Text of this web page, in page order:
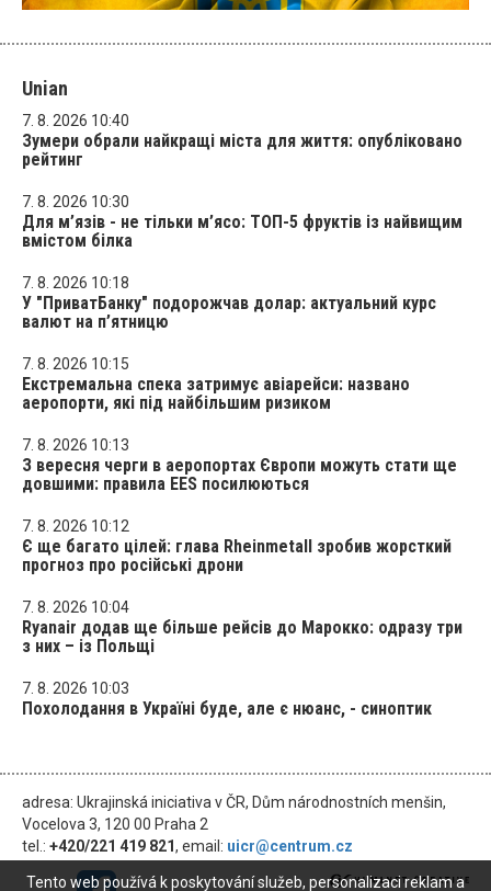
Unian
7. 8. 2026 10:40
Зумери обрали найкращі міста для життя: опубліковано
рейтинг
7. 8. 2026 10:30
Для м’язів - не тільки м’ясо: ТОП-5 фруктів із найвищим
вмістом білка
7. 8. 2026 10:18
У "ПриватБанку" подорожчав долар: актуальний курс
валют на п’ятницю
7. 8. 2026 10:15
Екстремальна спека затримує авіарейси: названо
аеропорти, які під найбільшим ризиком
7. 8. 2026 10:13
З вересня черги в аеропортах Європи можуть стати ще
довшими: правила EES посилюються
7. 8. 2026 10:12
Є ще багато цілей: глава Rheinmetall зробив жорсткий
прогноз про російські дрони
7. 8. 2026 10:04
Ryanair додав ще більше рейсів до Марокко: одразу три
з них – із Польщі
7. 8. 2026 10:03
Похолодання в Україні буде, але є нюанс, - синоптик
adresa: Ukrajinská iniciativa v ČR, Dům národnostních menšin,
Vocelova 3, 120 00 Praha 2
tel.: +420/221 419 821, email: uicr@centrum.cz
Tento web používá k poskytování služeb, personalizaci reklam a